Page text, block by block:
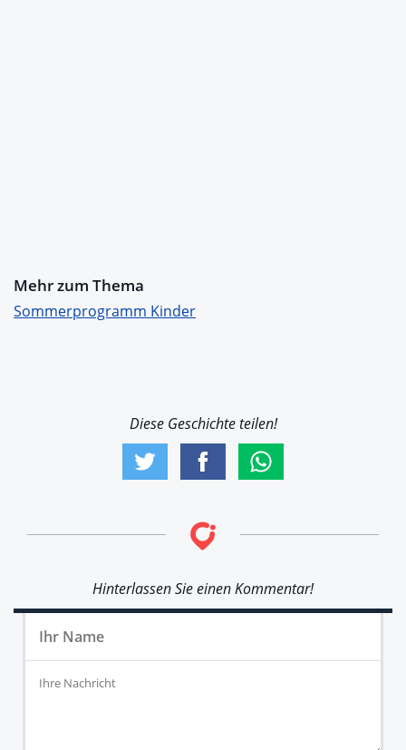
Mehr zum Thema
Sommerprogramm Kinder
Diese Geschichte teilen!
Hinterlassen Sie einen Kommentar!